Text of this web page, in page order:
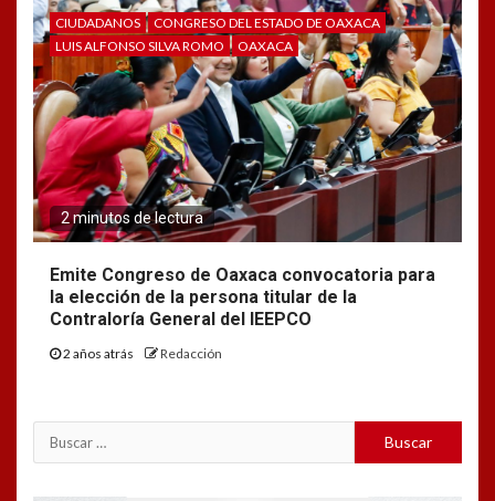
CIUDADANOS
CONGRESO DEL ESTADO DE OAXACA
LUIS ALFONSO SILVA ROMO
OAXACA
2 minutos de lectura
Emite Congreso de Oaxaca convocatoria para
la elección de la persona titular de la
Contraloría General del IEEPCO
2 años atrás Redacción
Buscar: